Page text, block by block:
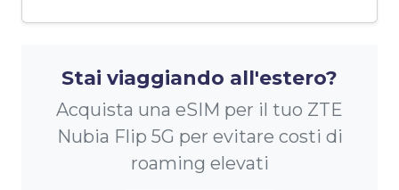
Stai viaggiando all'estero?
Acquista una eSIM per il tuo ZTE
Nubia Flip 5G per evitare costi di
roaming elevati